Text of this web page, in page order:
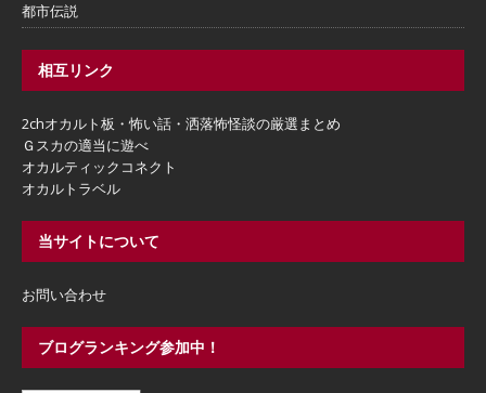
都市伝説
相互リンク
2chオカルト板・怖い話・洒落怖怪談の厳選まとめ
Ｇスカの適当に遊べ
オカルティックコネクト
オカルトラベル
当サイトについて
お問い合わせ
ブログランキング参加中！